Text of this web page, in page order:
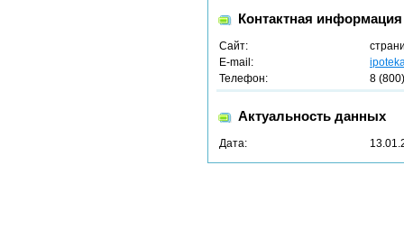
Контактная информация
Сайт:
E-mail:
Телефон:
8
Актуальность данных
Дата: